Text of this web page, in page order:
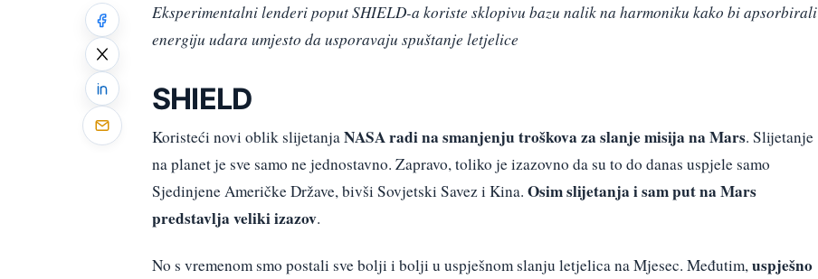
Eksperimentalni lenderi poput SHIELD-a koriste sklopivu bazu nalik na harmoniku kako bi apsorbirali
energiju udara umjesto da usporavaju spuštanje letjelice
SHIELD
Koristeći novi oblik slijetanjaNASA radi na smanjenju troškova za slanje misija na Mars. Slijetanje
na planet je sve samo ne jednostavno. Zapravo, toliko je izazovno da su to do danas uspjele samo
Sjedinjene Američke Države, bivši Sovjetski Savez i Kina. Osim slijetanja i sam put na Mars
predstavlja veliki izazov.
No s vremenom smo postali sve bolji i bolji u uspješnom slanju letjelica na Mjesec. Međutim, uspješno